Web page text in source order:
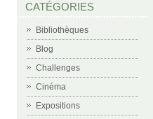
CATÉGORIES
Bibliothèques
Blog
Challenges
Cinéma
Expositions